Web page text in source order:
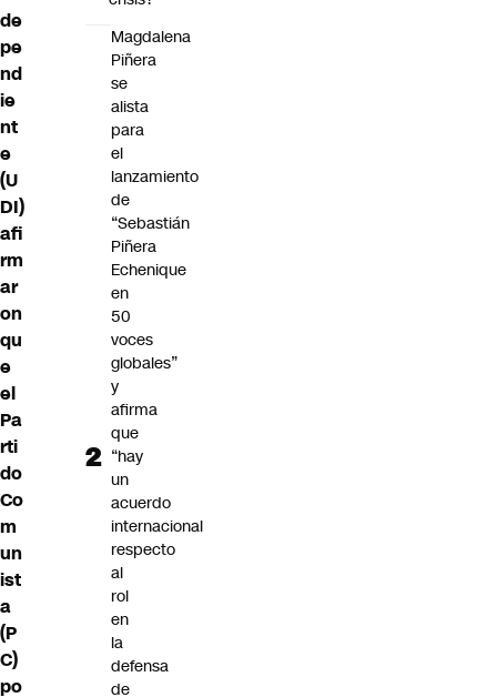
de
pe
nd
ie
nt
e
(U
DI)
afi
rm
ar
on
qu
e
el
Pa
rti
do
Co
m
un
ist
a
(P
C)
po
Magdalena
Piñera
se
alista
para
el
lanzamiento
de
“Sebastián
Piñera
Echenique
en
50
voces
globales”
y
afirma
que
“hay
un
acuerdo
internacional
respecto
al
rol
en
la
defensa
de